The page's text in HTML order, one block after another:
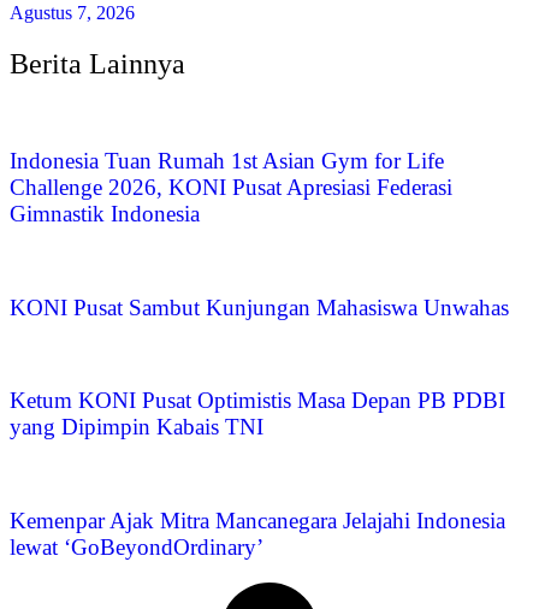
Agustus 7, 2026
Berita Lainnya
Indonesia Tuan Rumah 1st Asian Gym for Life
Challenge 2026, KONI Pusat Apresiasi Federasi
Gimnastik Indonesia
KONI Pusat Sambut Kunjungan Mahasiswa Unwahas
Ketum KONI Pusat Optimistis Masa Depan PB PDBI
yang Dipimpin Kabais TNI
Kemenpar Ajak Mitra Mancanegara Jelajahi Indonesia
lewat ‘GoBeyondOrdinary’